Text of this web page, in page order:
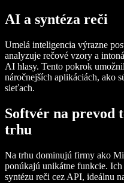
AI a syntéza reči
Umelá inteligencia výrazne
analyzuje rečové vzory a
AI hlasy. Tento pokrok
náročnejších aplikáciách, ako
sieťach.
Softvér na prevod
trhu
Na trhu dominujú firmy ako
ponúkajú unikátne funkcie.
syntézu reči cez API, ideálnu